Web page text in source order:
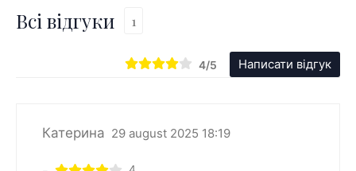
Всі відгуки 1
4/5 Написати відгук
Катерина 29 august 2025 18:19